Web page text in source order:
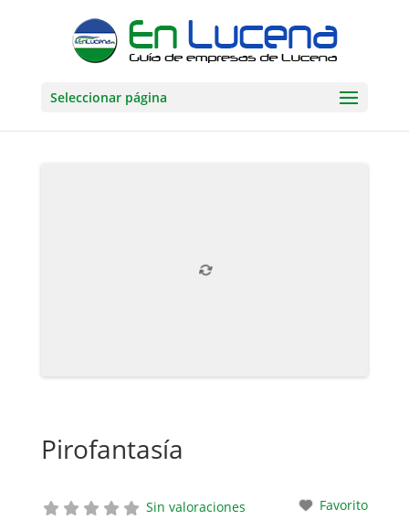
Seleccionar página
Pirofantasía
Sin valoraciones
Favorito